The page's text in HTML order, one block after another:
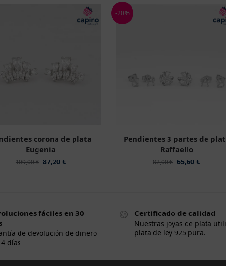
corona de plata
Eugenia
109,00€ 87,20 €
-20%
Pendientes 3 partes de
Raffaello
82,00€ 65,60€
fáciles en 30
de devolución de dinero
días
Certificado de calidad
Nuestras joyas de plata
plata de ley 925 pura.